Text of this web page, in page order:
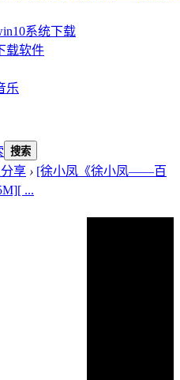
系统下载
载软件
乐
搜索
享 › [徐小凤《徐小凤——百
...